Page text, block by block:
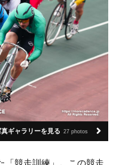
真ギャラリーを見る 27 photos